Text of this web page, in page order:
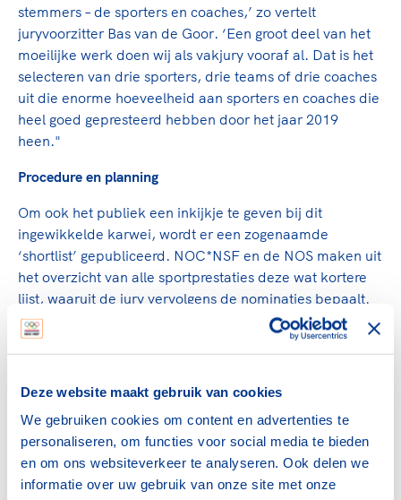
Deze website maakt gebruik van cookies
We gebruiken cookies om content en advertenties te
personaliseren, om functies voor social media te bieden
en om ons websiteverkeer te analyseren. Ook delen we
informatie over uw gebruik van onze site met onze
stemmers – de sporters en coaches,’ zo vertelt
juryvoorzitter Bas van de Goor. ‘Een groot deel van het
moeilijke werk doen wij als vakjury vooraf al. Dat is het
selecteren van drie sporters, drie teams of drie coaches
uit die enorme hoeveelheid aan sporters en coaches die
heel goed gepresteerd hebben door het jaar 2019
heen."
Procedure en planning
Om ook het publiek een inkijkje te geven bij dit
ingewikkelde karwei, wordt er een zogenaamde
‘shortlist’ gepubliceerd. NOC*NSF en de NOS maken uit
het overzicht van alle sportprestaties deze wat kortere
lijst, waaruit de jury vervolgens de nominaties bepaalt.
Het verkiezingsjaar loopt van 1 december 2018 tot en
met 30 november 2019. Eind november wordt per
sporters stelt de jury daarna de genomineerden vast. Per
december bekend worden gemaakt.
De daadwerkelijke stemming vindt vlak voor de live tv-
uitzending plaats, op woensdag 18 december.